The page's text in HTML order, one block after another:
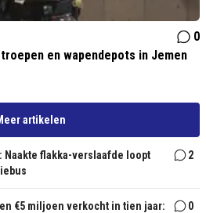
0
en wapendepots in Jemen
artikelen
Naakte flakka-verslaafde loopt
2
€5 miljoen verkocht in tien jaar:
0